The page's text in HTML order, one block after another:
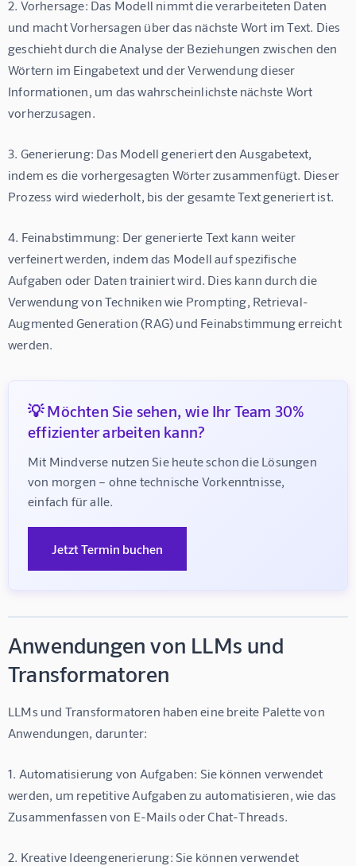
2. Vorhersage: Das Modell nimmt die verarbeiteten Daten
und macht Vorhersagen über das nächste Wort im Text. Dies
geschieht durch die Analyse der Beziehungen zwischen den
Wörtern im Eingabetext und der Verwendung dieser
Informationen, um das wahrscheinlichste nächste Wort
vorherzusagen.
3. Generierung: Das Modell generiert den Ausgabetext,
indem es die vorhergesagten Wörter zusammenfügt. Dieser
Prozess wird wiederholt, bis der gesamte Text generiert ist.
4. Feinabstimmung: Der generierte Text kann weiter
verfeinert werden, indem das Modell auf spezifische
Aufgaben oder Daten trainiert wird. Dies kann durch die
Verwendung von Techniken wie Prompting, Retrieval-
Augmented Generation (RAG) und Feinabstimmung erreicht
werden.
💡 Möchten Sie sehen, wie Ihr Team 30%
effizienter arbeiten kann?
Mit Mindverse nutzen Sie heute schon die Lösungen
von morgen – ohne technische Vorkenntnisse,
einfach für alle.
Jetzt Termin buchen
Anwendungen von LLMs und
Transformatoren
LLMs und Transformatoren haben eine breite Palette von
Anwendungen, darunter:
1. Automatisierung von Aufgaben: Sie können verwendet
werden, um repetitive Aufgaben zu automatisieren, wie das
Zusammenfassen von E-Mails oder Chat-Threads.
2. Kreative Ideengenerierung: Sie können verwendet